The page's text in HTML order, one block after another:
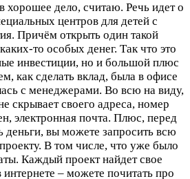
хорошее дело, считаю. Речь идет о
центров для детей с
Причём открыть один такой
то особых денег. Так что это
инвестиции, но и большой плюс
как сделать вклад, была в офисе
с менеджерами. Во всю на виду,
скрывает своего адреса, номер
электронная почта. Плюс, перед
деньги, вы можете запросить всю
В том числе, что уже было
Каждый проект найдет свое
– можете почитать про